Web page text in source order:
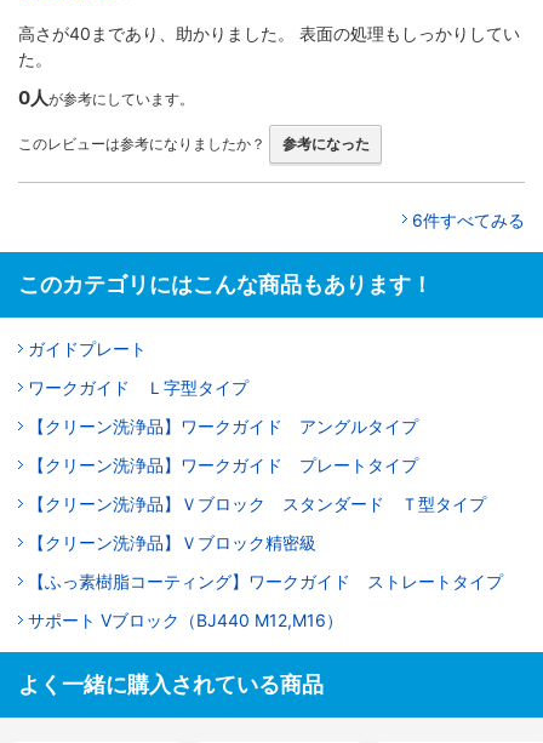
高さが40まであり、助かりました。 表面の処理もしっかりしてい
た。
0人が参考にしています。
このレビューは参考になりましたか？ 参考になった
6件すべてみる
このカテゴリにはこんな商品もあります！
ガイドプレート
ワークガイド Ｌ字型タイプ
【クリーン洗浄品】ワークガイド アングルタイプ
【クリーン洗浄品】ワークガイド プレートタイプ
【クリーン洗浄品】Ｖブロック スタンダード Ｔ型タイプ
【クリーン洗浄品】Ｖブロック精密級
【ふっ素樹脂コーティング】ワークガイド ストレートタイプ
サポート Vブロック（BJ440 M12,M16）
よく一緒に購入されている商品